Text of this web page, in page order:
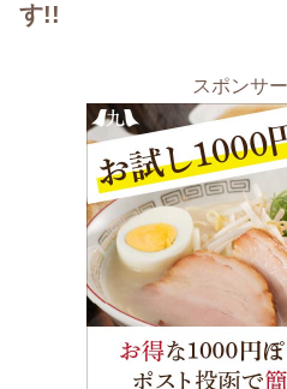
す!!
スポンサ